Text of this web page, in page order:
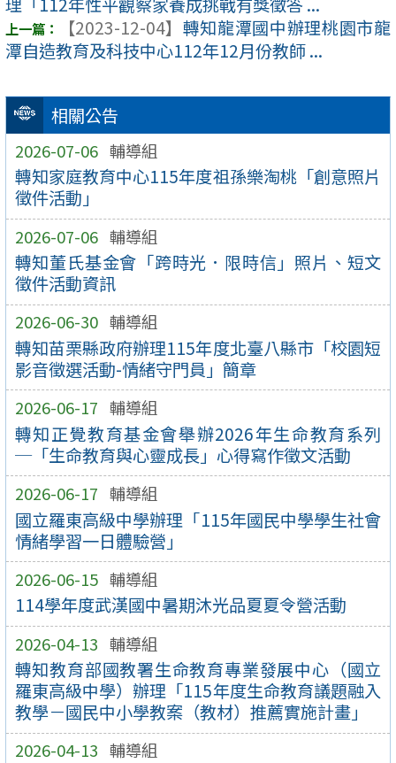
相關公告
2026-07-06 輔導組
轉知家庭教育中心115年度祖孫樂淘桃「創意照片
徵件活動」
2026-07-06 輔導組
轉知董氏基金會「跨時光．限時信」照片、短文
徵件活動資訊
2026-06-30 輔導組
轉知苗栗縣政府辦理115年度北臺八縣市「校園短
影音徵選活動-情緒守門員」簡章
2026-06-17 輔導組
轉知正覺教育基金會舉辦2026年生命教育系列
─「生命教育與心靈成長」心得寫作徵文活動
2026-06-17 輔導組
國立羅東高級中學辦理「115年國民中學學生社會
情緒學習一日體驗營」
2026-06-15 輔導組
114學年度武漢國中暑期沐光品夏夏令營活動
2026-04-13 輔導組
轉知教育部國教署生命教育專業發展中心（國立
羅東高級中學）辦理「115年度生命教育議題融入
教學－國民中小學教案（教材）推薦實施計畫」
2026-04-13 輔導組
【2023-12-04】 轉知龍潭國中辦理桃園市龍
潭自造教育及科技中心112年12月份教師 ...